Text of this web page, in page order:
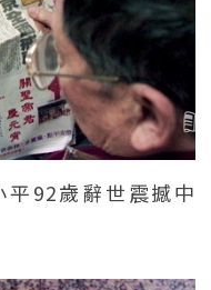
平92歲辭世震撼中